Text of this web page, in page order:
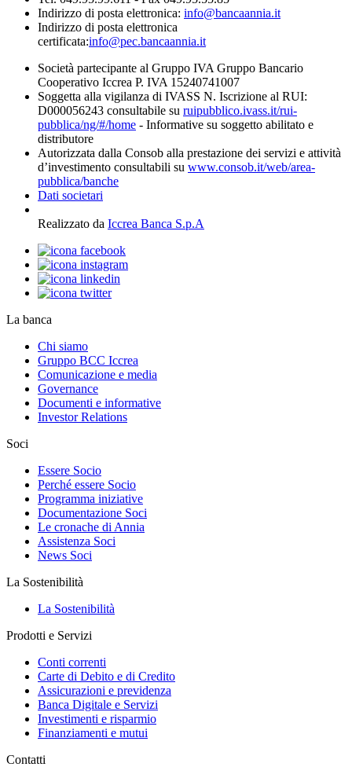
Indirizzo di posta elettronica: info@bancaannia.it
Indirizzo di posta elettronica
certificata:info@pec.bancaannia.it
Società partecipante al Gruppo IVA Gruppo Bancario
Cooperativo Iccrea P. IVA 15240741007
Soggetta alla vigilanza di IVASS N. Iscrizione al RUI:
D000056243 consultabile su ruipubblico.ivass.it/rui-
pubblica/ng/#/home - Informative su soggetto abilitato e
distributore
Autorizzata dalla Consob alla prestazione dei servizi e attività
d’investimento consultabili su www.consob.it/web/area-
pubblica/banche
Dati societari
Realizzato da Iccrea Banca S.p.A
La banca
Chi siamo
Gruppo BCC Iccrea
Comunicazione e media
Governance
Documenti e informative
Investor Relations
Soci
Essere Socio
Perché essere Socio
Programma iniziative
Documentazione Soci
Le cronache di Annia
Assistenza Soci
News Soci
La Sostenibilità
La Sostenibilità
Prodotti e Servizi
Conti correnti
Carte di Debito e di Credito
Assicurazioni e previdenza
Banca Digitale e Servizi
Investimenti e risparmio
Finanziamenti e mutui
Contatti